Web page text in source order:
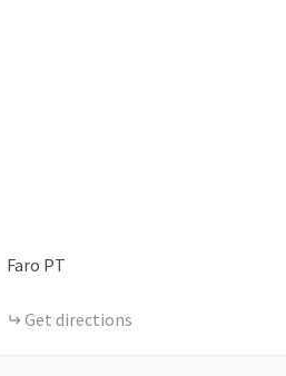
Faro PT
Get directions